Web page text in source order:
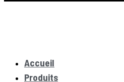
Accueil
Produits